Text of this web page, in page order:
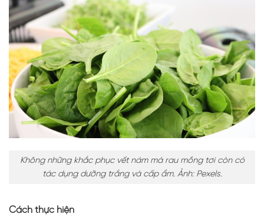
Không những khắc phục vết nám mà rau mồng tơi còn có
tác dụng dưỡng trắng và cấp ẩm. Ảnh: Pexels.
Cách thực hiện